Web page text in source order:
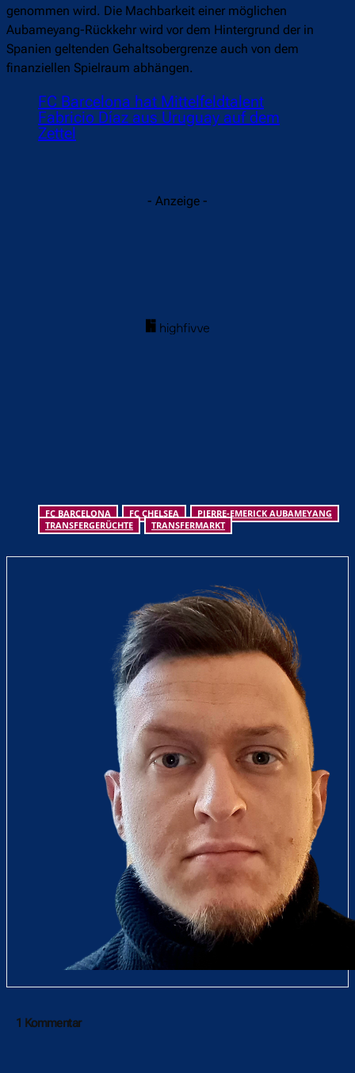
genommen wird. Die Machbarkeit einer möglichen
Aubameyang-Rückkehr wird vor dem Hintergrund der in
Spanien geltenden Gehaltsobergrenze auch von dem
finanziellen Spielraum abhängen.
FC Barcelona hat Mittelfeldtalent
Fabricio Díaz aus Uruguay auf dem
Zettel
- Anzeige -
FC BARCELONA FC CHELSEA
PIERRE-EMERICK AUBAMEYANG
TRANSFERGERÜCHTE
TRANSFERMARKT
1 Kommentar